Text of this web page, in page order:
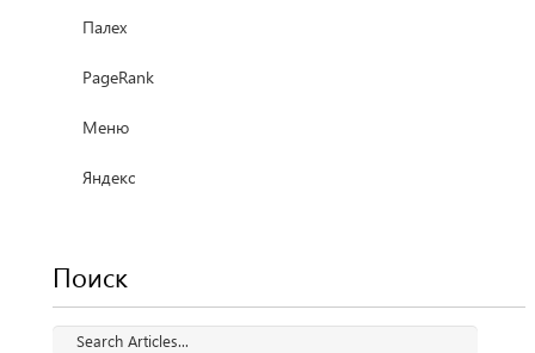
Палех
PageRank
Меню
Яндекс
Поиск